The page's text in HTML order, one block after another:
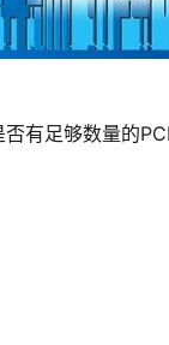
否有足够数量的